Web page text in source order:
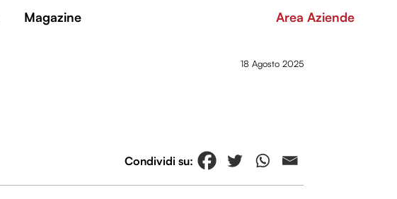
Magazine Area Aziende
18 Agosto 2025